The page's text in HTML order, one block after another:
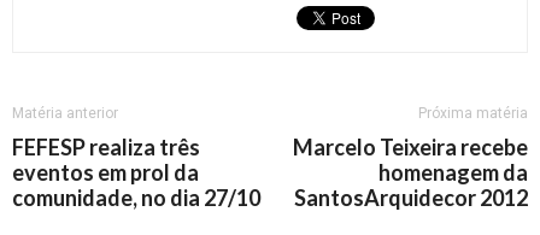
Matéria anterior
FEFESP realiza três
eventos em prol da
comunidade, no dia 27/10
Próxima matéria
Marcelo Teixeira recebe
homenagem da
SantosArquidecor 2012